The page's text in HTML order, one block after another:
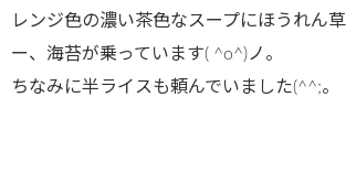
レンジ色の濃い茶色なスープにほうれん
ー、海苔が乗っています( ^o^)ノ。
ちなみに半ライスも頼んでいました(^^;。